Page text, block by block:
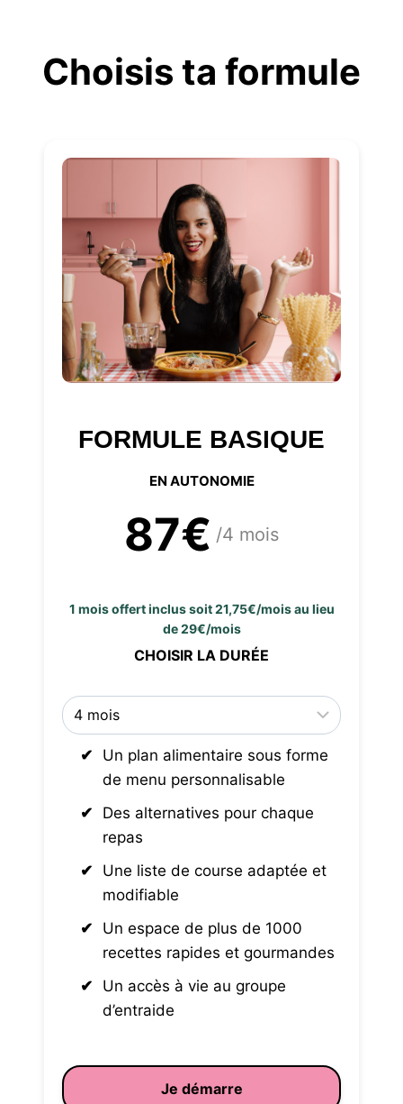
contenuChoisis ta formule
FORMULE BASIQUE
EN AUTONOMIE
87€ /4 mois
1 mois offert inclus soit 21,75€/mois au lieu
de 29€/mois
CHOISIR LA DURÉE
Un plan alimentaire sous forme
de menu personnalisable
Des alternatives pour chaque
repas
Une liste de course adaptée et
modifiable
Un espace de plus de 1000
recettes rapides et gourmandes
Un accès à vie au groupe
d’entraide
Je démarre